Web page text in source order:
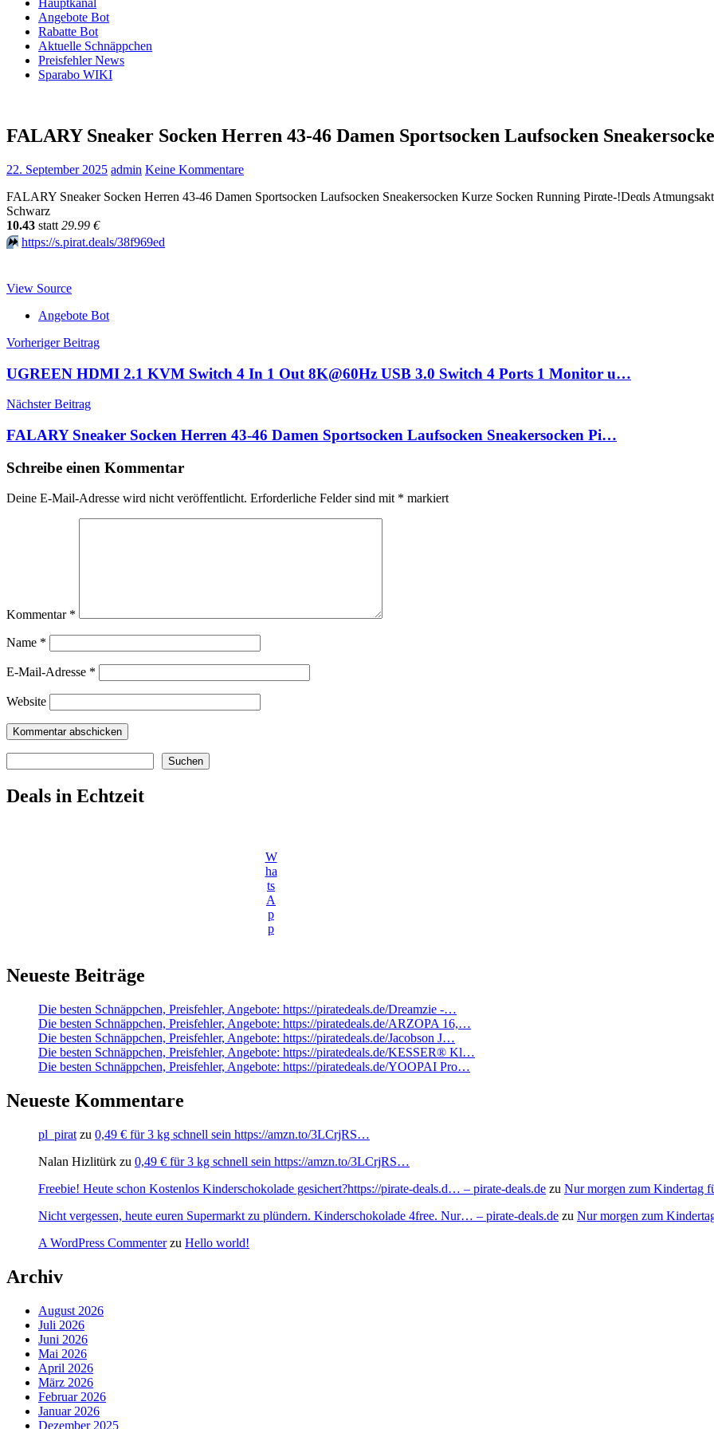
Hauptkanal
Angebote Bot
Rabatte Bot
Aktuelle Schnäppchen
Preisfehler News
Sparabo WIKI
FALARY Sneaker Socken Herren 43-46 Damen Sportsocken Laufsocken
22. September 2025 admin Keine Kommentare
FALARY Sneaker Socken Herren 43-46 Damen Sportsocken Laufsocken Sneakersocken Kurze Socken Running Pirαtе-!Dеαls
Schwarz
10.43 statt 29.99 €
⏩️ https://s.pirat.deals/38f969ed
View Source
Angebote Bot
Beitragsnavigation
Vorheriger Beitrag
UGREEN HDMI 2.1 KVM Switch 4 In 1 Out 8K@60Hz USB 3.0 Switch 4 Ports 1 Monitor u…
Nächster Beitrag
FALARY Sneaker Socken Herren 43-46 Damen Sportsocken Laufsocken Sneakersocken Pi…
Schreibe einen Kommentar
Deine E-Mail-Adresse wird nicht veröffentlicht. Erforderliche Felder sind mit * markiert
Kommentar *
Name *
E-Mail-Adresse *
Website
Suchen
Deals in Echtzeit
W
ha
ts
A
p
p
Neueste Beiträge
Die besten Schnäppchen, Preisfehler, Angebote: https://piratedeals.de/Dreamzie -…
Die besten Schnäppchen, Preisfehler, Angebote: https://piratedeals.de/ARZOPA 16,…
Die besten Schnäppchen, Preisfehler, Angebote: https://piratedeals.de/Jacobson J…
Die besten Schnäppchen, Preisfehler, Angebote: https://piratedeals.de/KESSER® Kl…
Die besten Schnäppchen, Preisfehler, Angebote: https://piratedeals.de/YOOPAI Pro…
Neueste Kommentare
pl_pirat zu 0,49 € für 3 kg schnell sein https://amzn.to/3LCrjRS…
Nalan Hizlitürk zu 0,49 € für 3 kg schnell sein https://amzn.to/3LCrjRS…
Freebie! Heute schon Kostenlos Kinderschokolade gesichert?https://pirate-deals.d… – pirate-deals.de zu Nur morgen zum Kindertag
Nicht vergessen, heute euren Supermarkt zu plündern. Kinderschokolade 4free. Nur… – pirate-deals.de zu Nur morgen zum
A WordPress Commenterzu Hello world!
Archiv
August 2026
Juli 2026
Juni 2026
Mai 2026
April 2026
März 2026
Februar 2026
Januar 2026
Dezember 2025